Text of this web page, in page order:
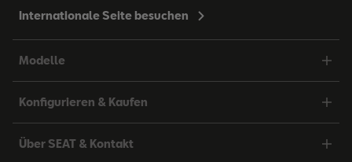
Internationale Seite besuchen
Modelle
Konfigurieren & Kaufen
Über SEAT & Kontakt